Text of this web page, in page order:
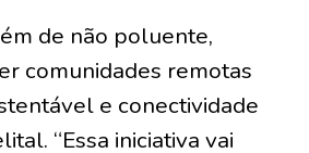
de não poluente,
comunidades remotas
e conectividade
“Essa iniciativa vai